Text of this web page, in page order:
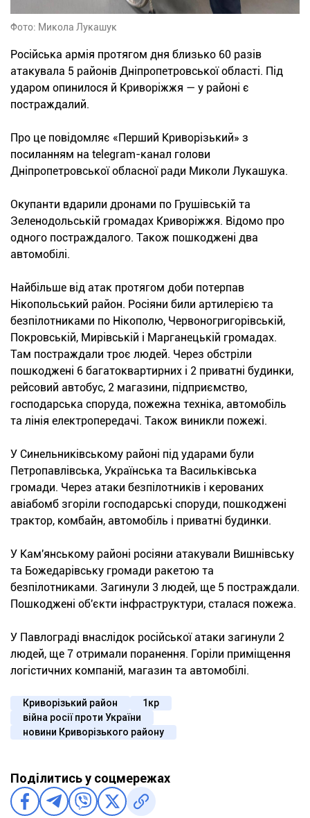
Фото: Микола Лукашук
Російська армія протягом дня близько 60 разів
атакувала 5 районів Дніпропетровської області. Під
ударом опинилося й Криворіжжя — у районі є
постраждалий.
Про це повідомляє «Перший Криворізький» з
посиланням на telegram-канал голови
Дніпропетровської обласної ради Миколи Лукашука.
Окупанти вдарили дронами по Грушівській та
Зеленодольській громадах Криворіжжя. Відомо про
одного постраждалого. Також пошкоджені два
автомобілі.
Найбільше від атак протягом доби потерпав
Нікопольський район. Росіяни били артилерією та
безпілотниками по Нікополю, Червоногригорівській,
Покровській, Мирівській і Марганецькій громадах.
Там постраждали троє людей. Через обстріли
пошкоджені 6 багатоквартирних і 2 приватні будинки,
рейсовий автобус, 2 магазини, підприємство,
господарська споруда, пожежна техніка, автомобіль
та лінія електропередачі. Також виникли пожежі.
У Синельниківському районі під ударами були
Петропавлівська, Українська та Васильківська
громади. Через атаки безпілотників і керованих
авіабомб згоріли господарські споруди, пошкоджені
трактор, комбайн, автомобіль і приватні будинки.
У Кам'янському районі росіяни атакували Вишнівську
та Божедарівську громади ракетою та
безпілотниками. Загинули 3 людей, ще 5 постраждали.
Пошкоджені об'єкти інфраструктури, сталася пожежа.
У Павлограді внаслідок російської атаки загинули 2
людей, ще 7 отримали поранення. Горіли приміщення
логістичних компаній, магазин та автомобілі.
Криворізький район
1кр
війна росії проти України
новини Криворізького району
Поділитись у соцмережах